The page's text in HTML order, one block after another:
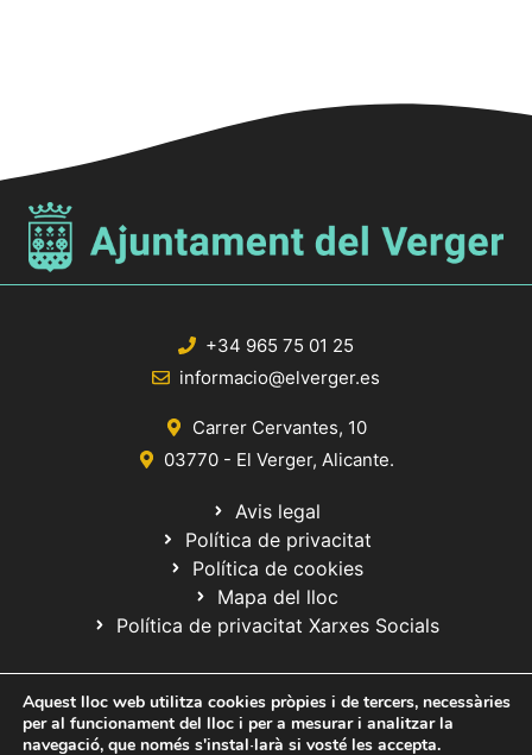
+34 965 75 01 25
informacio@elverger.es
Carrer Cervantes, 10
03770 - El Verger, Alicante.
Avis legal
Política de privacitat
Política de cookies
Mapa del lloc
Política de privacitat Xarxes Socials
Aquest lloc web utilitza cookies pròpies i de tercers, necessàries
per al funcionament del lloc i per a mesurar i analitzar la
navegació, que només s'instal·larà si vosté les accepta.